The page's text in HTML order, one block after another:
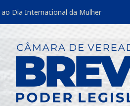
Dia Internacional da Mulher